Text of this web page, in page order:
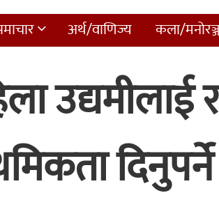
अर्थ/वाणिज्य कला/
दिनुपर्ने